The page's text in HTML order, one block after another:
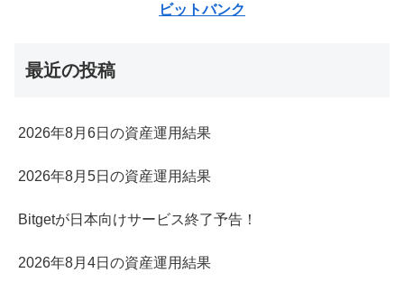
ビットバンク
最近の投稿
2026年8月6日の資産運用結果
2026年8月5日の資産運用結果
Bitgetが日本向けサービス終了予告！
2026年8月4日の資産運用結果